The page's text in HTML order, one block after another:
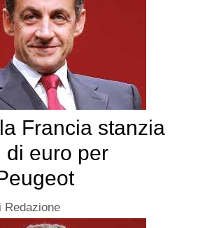
Francia stanzia
di euro per
Redazione